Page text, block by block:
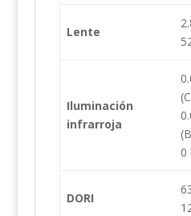
Lente
Iluminación
infrarroja
0
DORI